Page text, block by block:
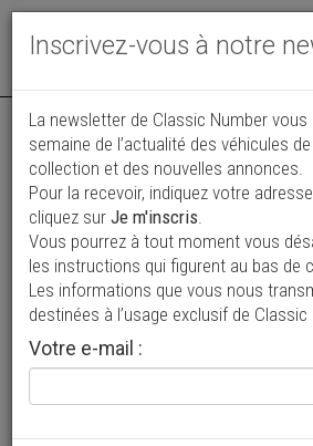
Annonce actualisée le 31/07/2026 ( il
Porsche 996 Carrera 4 FR
39 996 €
1999 Coupé 42 700 km
Inscrivez-vous à notre
La newsletter de Classic Number
semaine de l’actualité des véhicules
collection et des nouvelles annonces.
Pour la recevoir, indiquez votre
cliquez sur Je m'inscris.
Vous pourrez à tout moment vous
les instructions qui figurent au bas de
Les informations que vous nous
destinées à l’usage exclusif de Classic
Votre e-mail :